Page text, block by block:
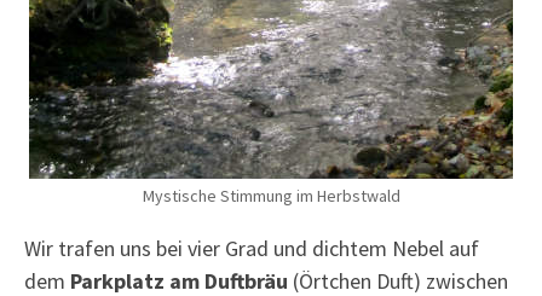
Mystische Stimmung im Herbstwald
Wir trafen uns bei vier Grad und dichtem Nebel auf
dem Parkplatz am Duftbräu (Örtchen Duft) zwischen